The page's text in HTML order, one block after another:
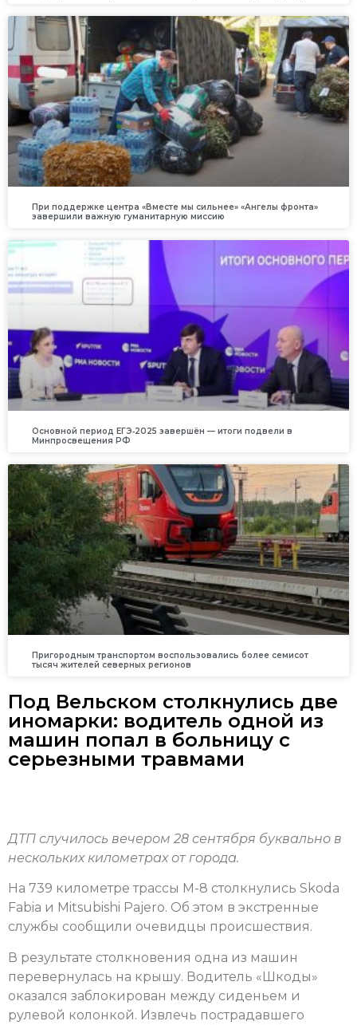
При поддержке центра «Вместе мы сильнее» «Ангелы фронта»
завершили важную гуманитарную миссию
Основной период ЕГЭ‑2025 завершён — итоги подвели в
Минпросвещения РФ
Пригородным транспортом воспользовались более семисот
тысяч жителей северных регионов
Под Вельском столкнулись две
иномарки: водитель одной из
машин попал в больницу с
серьезными травмами
ДТП случилось вечером 28 сентября буквально в
нескольких километрах от города.
На 739 километре трассы М-8 столкнулись Skoda
Fabia и Mitsubishi Pajero. Об этом в экстренные
службы сообщили очевидцы происшествия.
В результате столкновения одна из машин
перевернулась на крышу. Водитель «Шкоды»
оказался заблокирован между сиденьем и
рулевой колонкой. Извлечь пострадавшего